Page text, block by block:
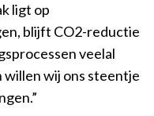
ligt op
blijft CO2-reductie
veelal
wij ons steentje